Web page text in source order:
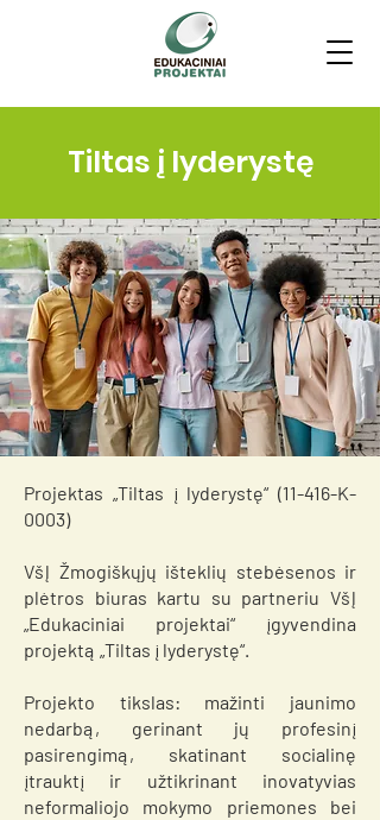
Tiltas į lyderystę
Projektas „Tiltas į lyderystę“ (11-416-K-
0003)
VšĮ Žmogiškųjų išteklių stebėsenos ir
plėtros biuras kartu su partneriu VšĮ
„Edukaciniai projektai“ įgyvendina
projektą „Tiltas į lyderystę“.
Projekto tikslas: mažinti jaunimo
nedarbą, gerinant jų profesinį
pasirengimą, skatinant socialinę
įtrauktį ir užtikrinant inovatyvias
neformaliojo mokymo priemones bei